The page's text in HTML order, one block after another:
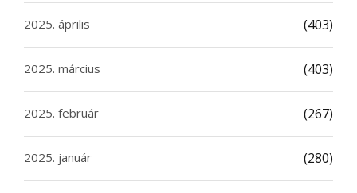
2025. április (403)
2025. március (403)
2025. február (267)
2025. január (280)